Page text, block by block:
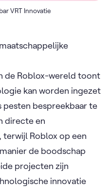
VRT Innovatie
de Roblox-wereld toont
kan worden ingezet
pesten bespreekbaar te
directe en
Roblox op een
de boodschap
projecten zijn
innovatie